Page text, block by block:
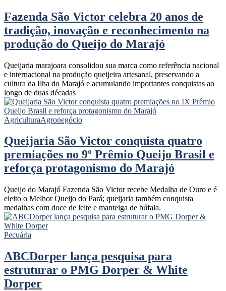
Fazenda São Victor celebra 20 anos de
tradição, inovação e reconhecimento na
produção do Queijo do Marajó
Queijaria marajoara consolidou sua marca como referência nacional
e internacional na produção queijeira artesanal, preservando a
cultura da Ilha do Marajó e acumulando importantes conquistas ao
longo de duas décadas
AgriculturaAgronegócio
Queijaria São Victor conquista quatro
premiações no 9º Prêmio Queijo Brasil e
reforça protagonismo do Marajó
Queijo do Marajó Fazenda São Victor recebe Medalha de Ouro e é
eleito o Melhor Queijo do Pará; queijaria também conquista
medalhas com doce de leite e manteiga de búfala.
Pecuária
ABCDorper lança pesquisa para
estruturar o PMG Dorper & White
Dorper